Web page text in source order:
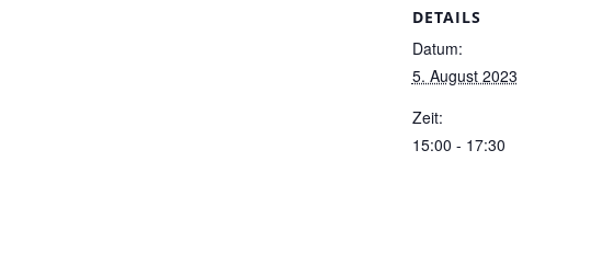
DETAILS
Datum:
5. August 2023
Zeit:
15:00 - 17:30